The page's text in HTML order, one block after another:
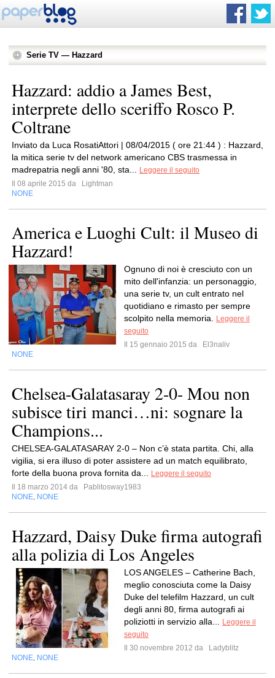
Serie TV — Hazzard
Hazzard: addio a James Best,
interprete dello sceriffo Rosco P.
Coltrane
Inviato da Luca RosatiAttori | 08/04/2015 ( ore 21:44 ) : Hazzard,
la mitica serie tv del network americano CBS trasmessa in
madrepatria negli anni '80, sta...
Leggere il seguito
Il 08 aprile 2015 da
Lightman
NONE
America e Luoghi Cult: il Museo di
Hazzard!
Ognuno di noi è cresciuto con un
mito dell'infanzia: un personaggio,
una serie tv, un cult entrato nel
quotidiano e rimasto per sempre
scolpito nella memoria.
Leggere il
seguito
Il 15 gennaio 2015 da
El3naliv
NONE
Chelsea-Galatasaray 2-0- Mou non
subisce tiri manci…ni: sognare la
Champions...
CHELSEA-GALATASARAY 2-0 – Non c’è stata partita. Chi, alla
vigilia, si era illuso di poter assistere ad un match equilibrato,
forte della buona prova fornita da...
Leggere il seguito
Il 18 marzo 2014 da
Pablitosway1983
NONE NONE
Hazzard, Daisy Duke firma autografi
alla polizia di Los Angeles
LOS ANGELES – Catherine Bach,
meglio conosciuta come la Daisy
Duke del telefilm Hazzard, un cult
degli anni 80, firma autografi ai
poliziotti in servizio alla...
Leggere il
seguito
Il 30 novembre 2012 da
Ladyblitz
NONE NONE